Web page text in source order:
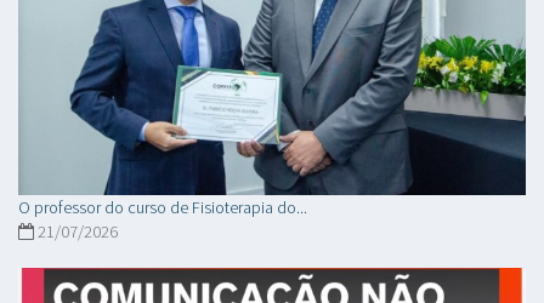
O professor do curso de Fisioterapia do...
21/07/2026